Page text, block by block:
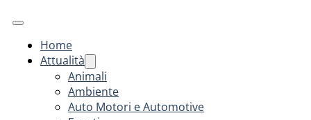
Home
Attualità
Animali
Ambiente
Auto Motori e Automotive